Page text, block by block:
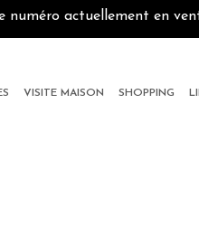
numéro actuellement en
VISITE MAISON SHOPPING